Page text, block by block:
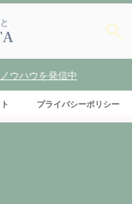
信中
プライバシーポリシー